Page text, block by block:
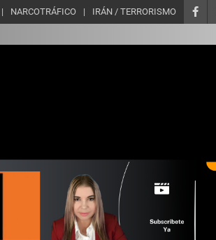
NARCOTRÁFICO IRÁN / TERRORISMO